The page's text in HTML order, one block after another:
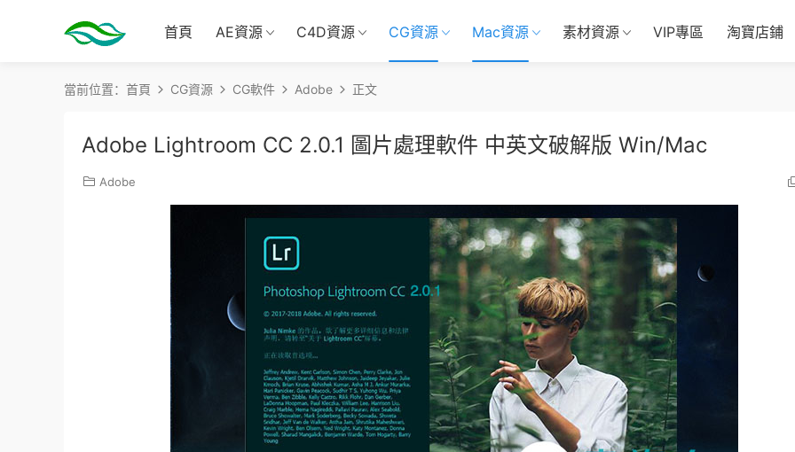
首頁 AE資源 C4D資源 CG資源 Mac資源 素材資源 VIP專區 淘寶店鋪
當前位置： 首頁 CG資源 CG軟件 Adobe 正文
Adobe Lightroom CC 2.0.1 圖片處理軟件 中英文破解版 Win/Mac
Adobe